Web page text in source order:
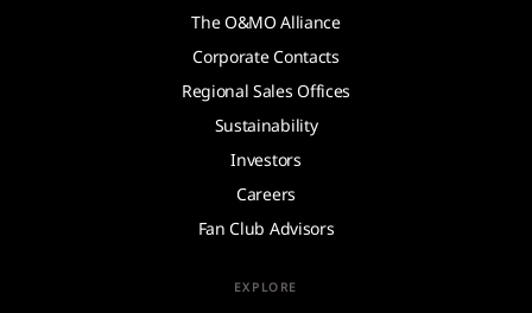
The O&MO Alliance
Corporate Contacts
Regional Sales Offices
Sustainability
Investors
Careers
Fan Club Advisors
EXPLORE